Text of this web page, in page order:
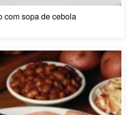
com sopa de cebola